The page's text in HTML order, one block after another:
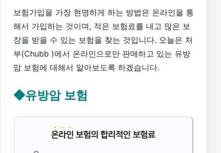
보험가입을 가장 현명하게 하는 방법은 온라인을 통
해서 가입하는 것이며, 적은 보험료를 내고 많은 보
장을 받을 수 있는 보험을 찾는 것입니다. 오늘은 처
부(Chubb )에서 온라인으로만 판매하고 있는 유방
암 보험에 대해서 알아보도록 하겠습니다.
◆유방암 보험